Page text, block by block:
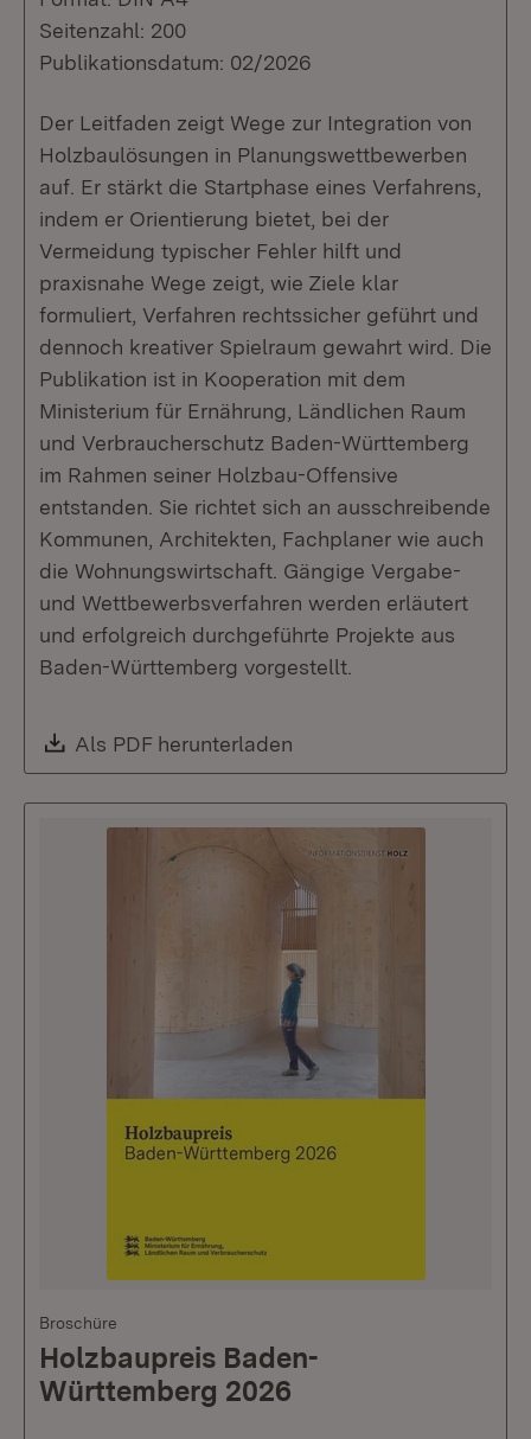
Seitenzahl: 200
Publikationsdatum: 02/2026
Der Leitfaden zeigt Wege zur Integration von
Holzbaulösungen in Planungswettbewerben
auf. Er stärkt die Startphase eines Verfahrens,
indem er Orientierung bietet, bei der
Vermeidung typischer Fehler hilft und
praxisnahe Wege zeigt, wie Ziele klar
formuliert, Verfahren rechtssicher geführt und
dennoch kreativer Spielraum gewahrt wird. Die
Publikation ist in Kooperation mit dem
Ministerium für Ernährung, Ländlichen Raum
und Verbraucherschutz Baden-Württemberg
im Rahmen seiner Holzbau-Offensive
entstanden. Sie richtet sich an ausschreibende
Kommunen, Architekten, Fachplaner wie auch
die Wohnungswirtschaft. Gängige Vergabe-
und Wettbewerbsverfahren werden erläutert
und erfolgreich durchgeführte Projekte aus
Baden-Württemberg vorgestellt.
Download:
Als PDF herunterladen
Broschüre
Holzbaupreis Baden-
Württemberg 2026